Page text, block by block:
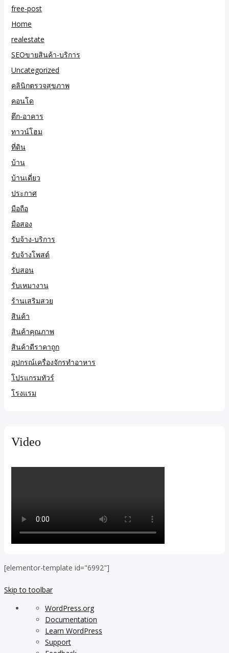
free-post
Home
realestate
SEOขายสินค้า-บริการ
Uncategorized
คลินิกตรวจสุขภาพ
คอนโด
ตึก-อาคาร
ทาวน์โฮม
ที่ดิน
บ้าน
บ้านเดี่ยว
ประกาศ
มือถือ
มือสอง
รับจ้าง-บริการ
รับจ้างโพสต์
รับสอน
รับเหมางาน
ร้านเสริมสวย
สินค้า
สินค้าคุณภาพ
สินค้าดีราคาถูก
อุปกรณ์เครื่องจักรทำอาหาร
โปรแกรมทัวร์
โรงแรม
Video
[elementor-template id="6992"]
Skip to toolbar
About
WordPress
WordPress.org
Documentation
Learn WordPress
Support